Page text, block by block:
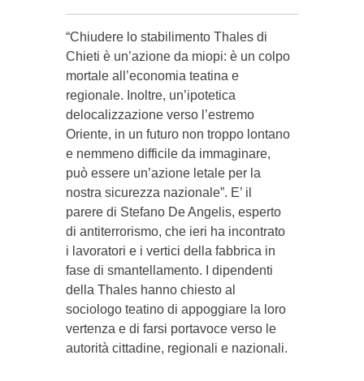
“Chiudere lo stabilimento Thales di
Chieti è un’azione da miopi: è un colpo
mortale all’economia teatina e
regionale. Inoltre, un’ipotetica
delocalizzazione verso l’estremo
Oriente, in un futuro non troppo lontano
e nemmeno difficile da immaginare,
può essere un’azione letale per la
nostra sicurezza nazionale”. E’ il
parere di Stefano De Angelis, esperto
di antiterrorismo, che ieri ha incontrato
i lavoratori e i vertici della fabbrica in
fase di smantellamento. I dipendenti
della Thales hanno chiesto al
sociologo teatino di appoggiare la loro
vertenza e di farsi portavoce verso le
autorità cittadine, regionali e nazionali.